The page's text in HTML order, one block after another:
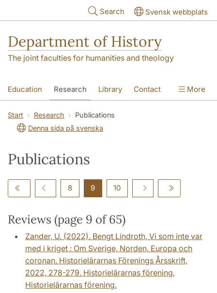
Search Svensk webbplats
Department of History
The joint faculties for humanities and theology
Education Research Library Contact
About the Department
More
Start Research
Publications
Denna sida på svenska
Publications
8 9 10
Reviews (page 9 of 65)
Zander, U. (2022). Bengt Lindroth, Vi som inte var
med i kriget : Om Sverige, Norden, Europa och
coronan. Historielärarnas Förenings Årsskrift,
2022, 278-279. Historielärarnas förening,
Historielärarnas förening.